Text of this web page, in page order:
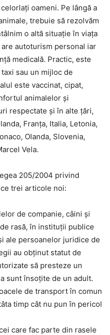
oameni. Pe lângă a
trebuie să rezolvăm
o altă situaţie în viaţa
autoturism personal iar
medicală. Practic, este
sau un mijloc de
este vaccinat, cipat,
animalelor şi
respectate şi în alte ţări,
Franţa, Italia, Letonia,
Olanda, Slovenia,
Vela.
205/2004 privind
trei articole noi:
de companie, câini și
rasă, în instituții publice
ale persoanelor juridice de
au obținut statut de
să presteze un
sunt însoțite de un adult.
de transport în comun
timp cât nu pun în pericol
care fac parte din rasele